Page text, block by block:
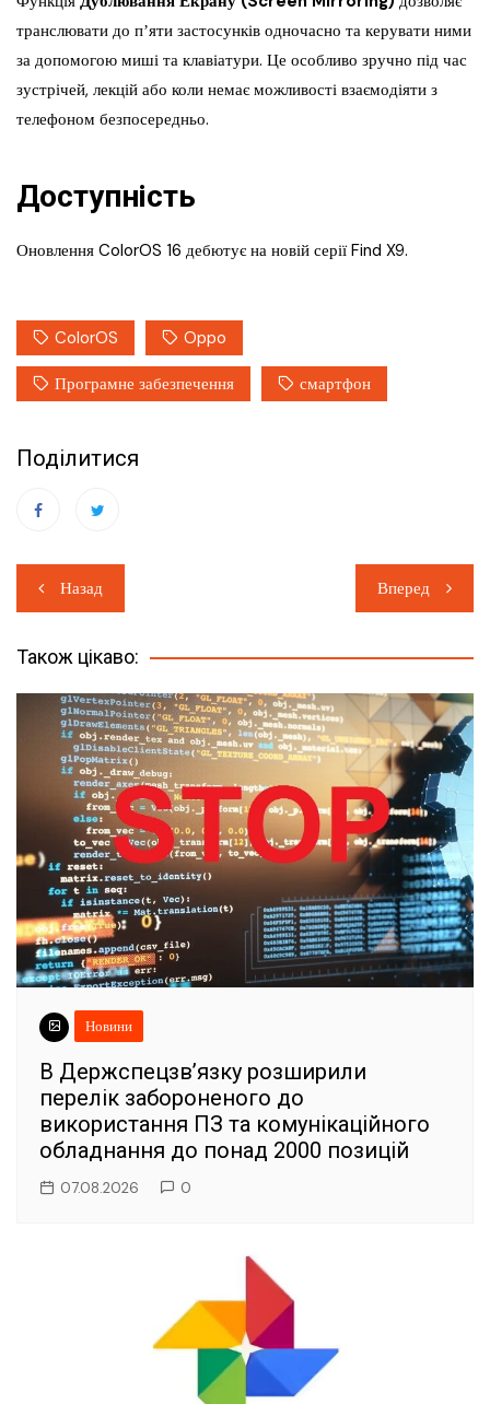
транслювати до пʼяти застосунків одночасно та керувати ними
за допомогою миші та клавіатури. Це особливо зручно під час
зустрічей, лекцій або коли немає можливості взаємодіяти з
телефоном безпосередньо.
Доступність
Оновлення ColorOS 16 дебютує на новій серії Find X9.
ColorOS Oppo
Програмне забезпечення смартфон
Поділитися
Навігація
записів
Назад Вперед
Також цікаво:
Новини
В Держспецзв’язку розширили
перелік забороненого до
використання ПЗ та комунікаційного
обладнання до понад 2000 позицій
07.08.2026 0